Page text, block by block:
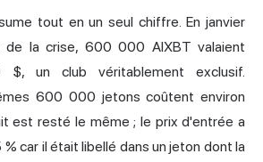
tout en un seul chiffre. En janvier
la crise, 600 000 AIXBT valaient
un club véritablement exclusif.
600 000 jetons coûtent environ
est resté le même ; le prix d'entrée a
car il était libellé dans un jeton dont la